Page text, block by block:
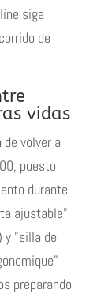
siga
de
vidas
volver a
puesto
durante
ajustable"
y "silla de
preparando